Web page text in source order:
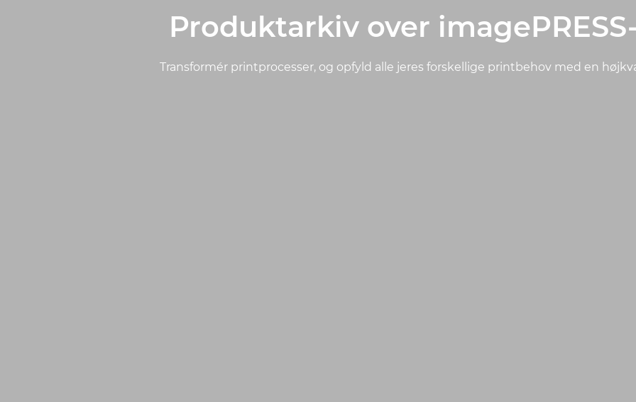
Produktarkiv over
Transformér printprocesser, og opfyld alle jeres forskellige printbehov med en